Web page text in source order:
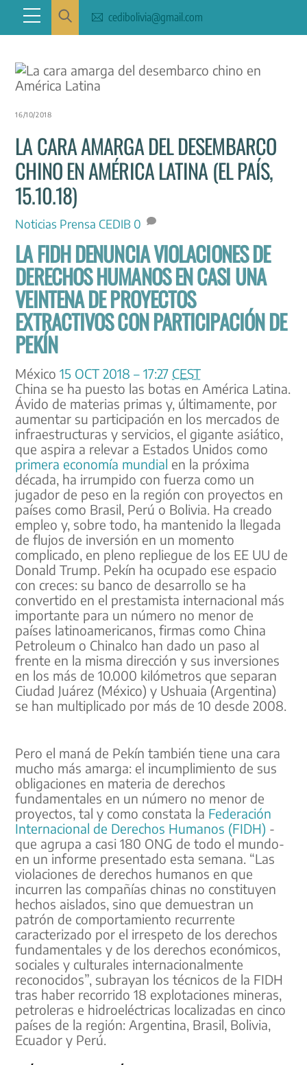
content
Menu cedibolivia@gmail.com
16/10/2018
LA CARA AMARGA DEL DESEMBARCO
CHINO EN AMÉRICA LATINA (EL PAÍS,
15.10.18)
Noticias Prensa CEDIB 0
LA FIDH DENUNCIA VIOLACIONES DE
DERECHOS HUMANOS EN CASI UNA
VEINTENA DE PROYECTOS
EXTRACTIVOS CON PARTICIPACIÓN DE
PEKÍN
México15 OCT 2018 – 17:27 CEST
China se ha puesto las botas en América Latina.
Ávido de materias primas y, últimamente, por
aumentar su participación en los mercados de
infraestructuras y servicios, el gigante asiático,
que aspira a relevar a Estados Unidos como
primera economía mundial en la próxima
década, ha irrumpido con fuerza como un
jugador de peso en la región con proyectos en
países como Brasil, Perú o Bolivia. Ha creado
empleo y, sobre todo, ha mantenido la llegada
de flujos de inversión en un momento
complicado, en pleno repliegue de los EE UU de
Donald Trump. Pekín ha ocupado ese espacio
con creces: su banco de desarrollo se ha
convertido en el prestamista internacional más
importante para un número no menor de
países latinoamericanos, firmas como China
Petroleum o Chinalco han dado un paso al
frente en la misma dirección y sus inversiones
en los más de 10.000 kilómetros que separan
Ciudad Juárez (México) y Ushuaia (Argentina)
se han multiplicado por más de 10 desde 2008.
Pero el maná de Pekín también tiene una cara
mucho más amarga: el incumplimiento de sus
obligaciones en materia de derechos
fundamentales en un número no menor de
proyectos, tal y como constata la Federación
Internacional de Derechos Humanos (FIDH) -
que agrupa a casi 180 ONG de todo el mundo-
en un informe presentado esta semana. “Las
violaciones de derechos humanos en que
incurren las compañías chinas no constituyen
hechos aislados, sino que demuestran un
patrón de comportamiento recurrente
caracterizado por el irrespeto de los derechos
fundamentales y de los derechos económicos,
sociales y culturales internacionalmente
reconocidos”, subrayan los técnicos de la FIDH
tras haber recorrido 18 explotaciones mineras,
petroleras e hidroeléctricas localizadas en cinco
países de la región: Argentina, Brasil, Bolivia,
Ecuador y Perú.